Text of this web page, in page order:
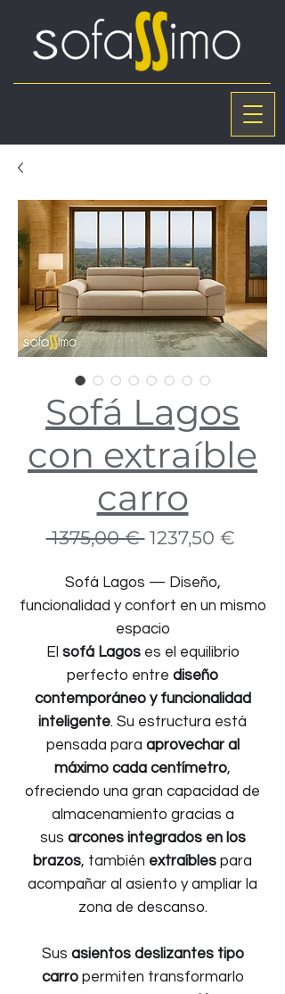
Sofá Lagos
con extraíble
carro
1375,00 € Precio
1237,50 €Precio
Sofá Lagos — Diseño,
funcionalidad y confort en un mismo
espacio
El sofá Lagoses el equilibrio
perfecto entre diseño
contemporáneo y funcionalidad
inteligente. Su estructura está
pensada para aprovechar al
máximo cada centímetro,
ofreciendo una gran capacidad de
almacenamiento gracias a
sus arcones integrados en los
brazos, también extraíbles para
acompañar al asiento y ampliar la
zona de descanso.
Sus asientos deslizantes tipo
carropermiten transformarlo